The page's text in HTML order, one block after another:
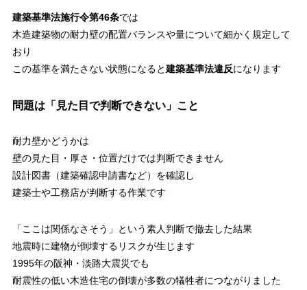
建築基準法施行令第46条では
木造建築物の耐力壁の配置バランスや量について細かく規定して
おり
この基準を満たさない状態になると建築基準法違反になります
問題は「見た目で判断できない」こと
耐力壁かどうかは
壁の見た目・厚さ・位置だけでは判断できません
設計図書（建築確認申請書など）を確認し
建築士や工務店が判断する作業です
「ここは関係なさそう」という素人判断で撤去した結果
地震時に建物が倒壊するリスクが生じます
1995年の阪神・淡路大震災でも
耐震性の低い木造住宅の倒壊が多数の犠牲者につながりました